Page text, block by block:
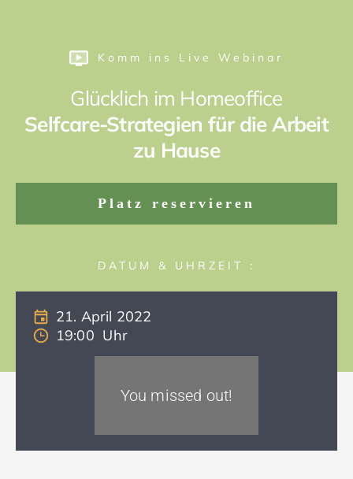
Komm ins Live Webinar
Glücklich im Homeoffice
Selfcare-Strategien für die Arbeit
zu Hause
Platz reservieren
DATUM & UHRZEIT :
21. April 2022
19:00 Uhr
You missed out!